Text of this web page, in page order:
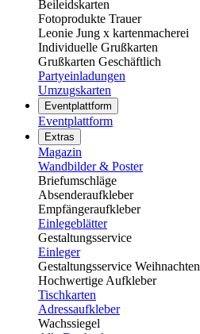
Beileidskarten
Fotoprodukte Trauer
Leonie Jung x kartenmacherei
Individuelle Grußkarten
Grußkarten Geschäftlich
Partyeinladungen
Umzugskarten
Eventplattform
Eventplattform
Extras
Magazin
Wandbilder & Poster
Briefumschläge
Absenderaufkleber
Empfängeraufkleber
Einlegeblätter
Gestaltungsservice
Einleger
Gestaltungsservice Weihnachten
Hochwertige Aufkleber
Tischkarten
Adressaufkleber
Wachssiegel